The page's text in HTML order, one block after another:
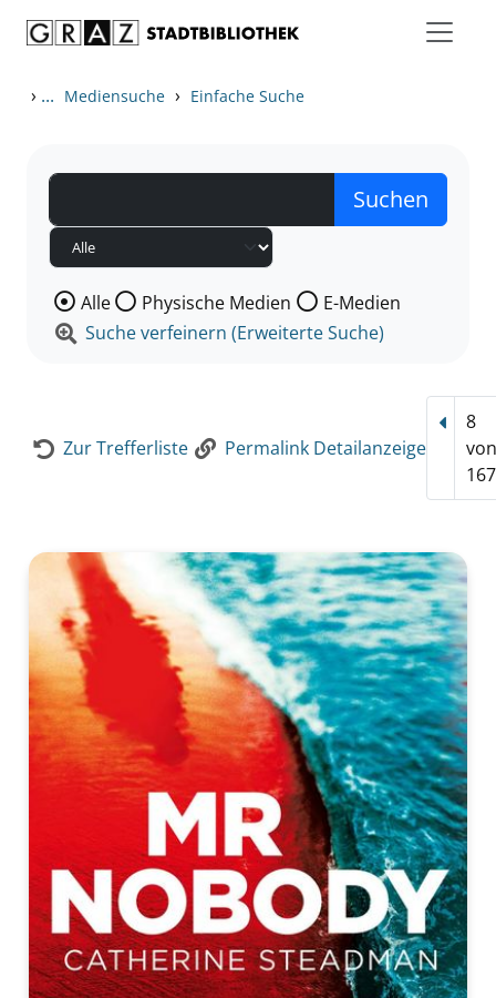
› ... Mediensuche › Einfache Suche
Wählen Sie die Medienart nach der Sie suchen wollen.
Alle Physische Medien
E-Medien
Suche verfeinern (Erweiterte Suche)
Zur Trefferliste Permalink Detailanzeige
8
von
167